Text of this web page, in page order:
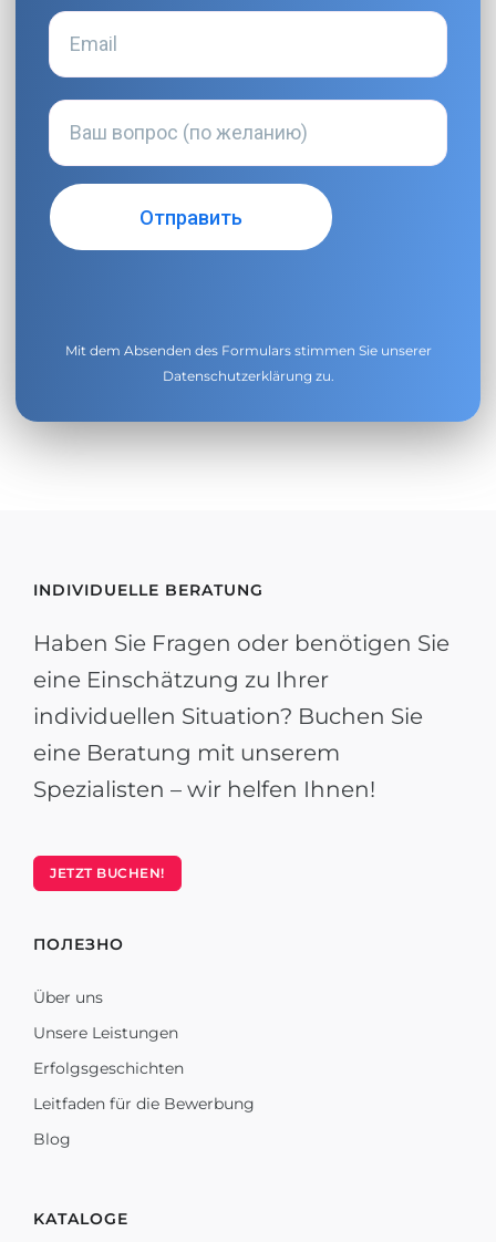
Mit dem Absenden des Formulars stimmen Sie unserer
Datenschutzerklärung zu.
INDIVIDUELLE BERATUNG
Haben Sie Fragen oder benötigen Sie
eine Einschätzung zu Ihrer
individuellen Situation? Buchen Sie
eine Beratung mit unserem
Spezialisten – wir helfen Ihnen!
JETZT BUCHEN!
ПОЛЕЗНО
Über uns
Unsere Leistungen
Erfolgsgeschichten
Leitfaden für die Bewerbung
Blog
KATALOGE